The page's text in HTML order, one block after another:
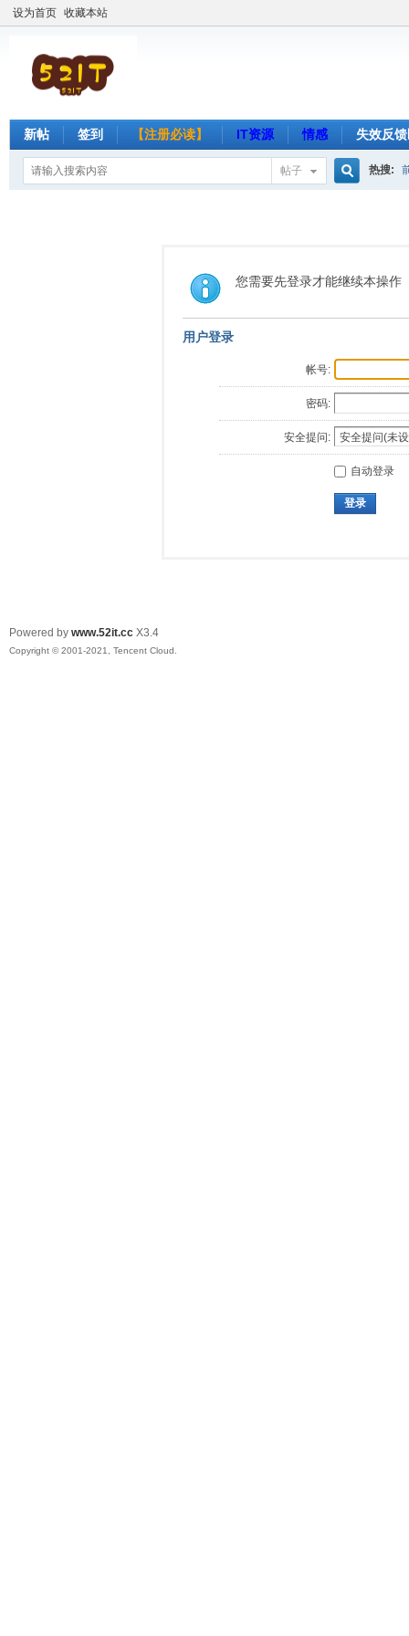
设为首页 收藏本站
新帖 签到 【注册必读】 IT资源 情感 失效反
帖子
索
热搜:
您需要先登录才能继续本操作
用户登录
帐号:
密码:
安全提问:
自动登录
登录
Powered by www.52it.cc X3.4
Copyright © 2001-2021, Tencent Cloud.